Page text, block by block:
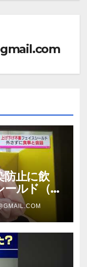
防止に飲
ルド（マ
福井放送
像